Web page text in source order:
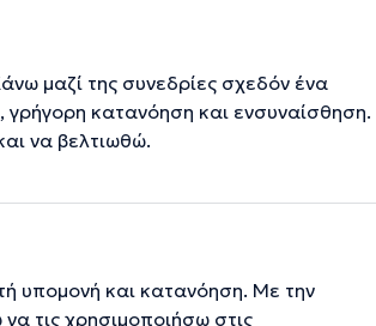
μαζί της συνεδρίες σχεδόν ένα
κατανόηση και ενσυναίσθηση.
να βελτιωθώ.
υπομονή και κατανόηση. Με την
τις χρησιμοποιήσω στις